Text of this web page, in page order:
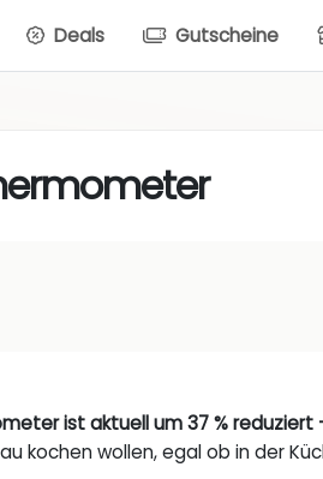
Deals Gutscheine
ist aktuell um 37 % reduziert
kochen wollen, egal ob in der